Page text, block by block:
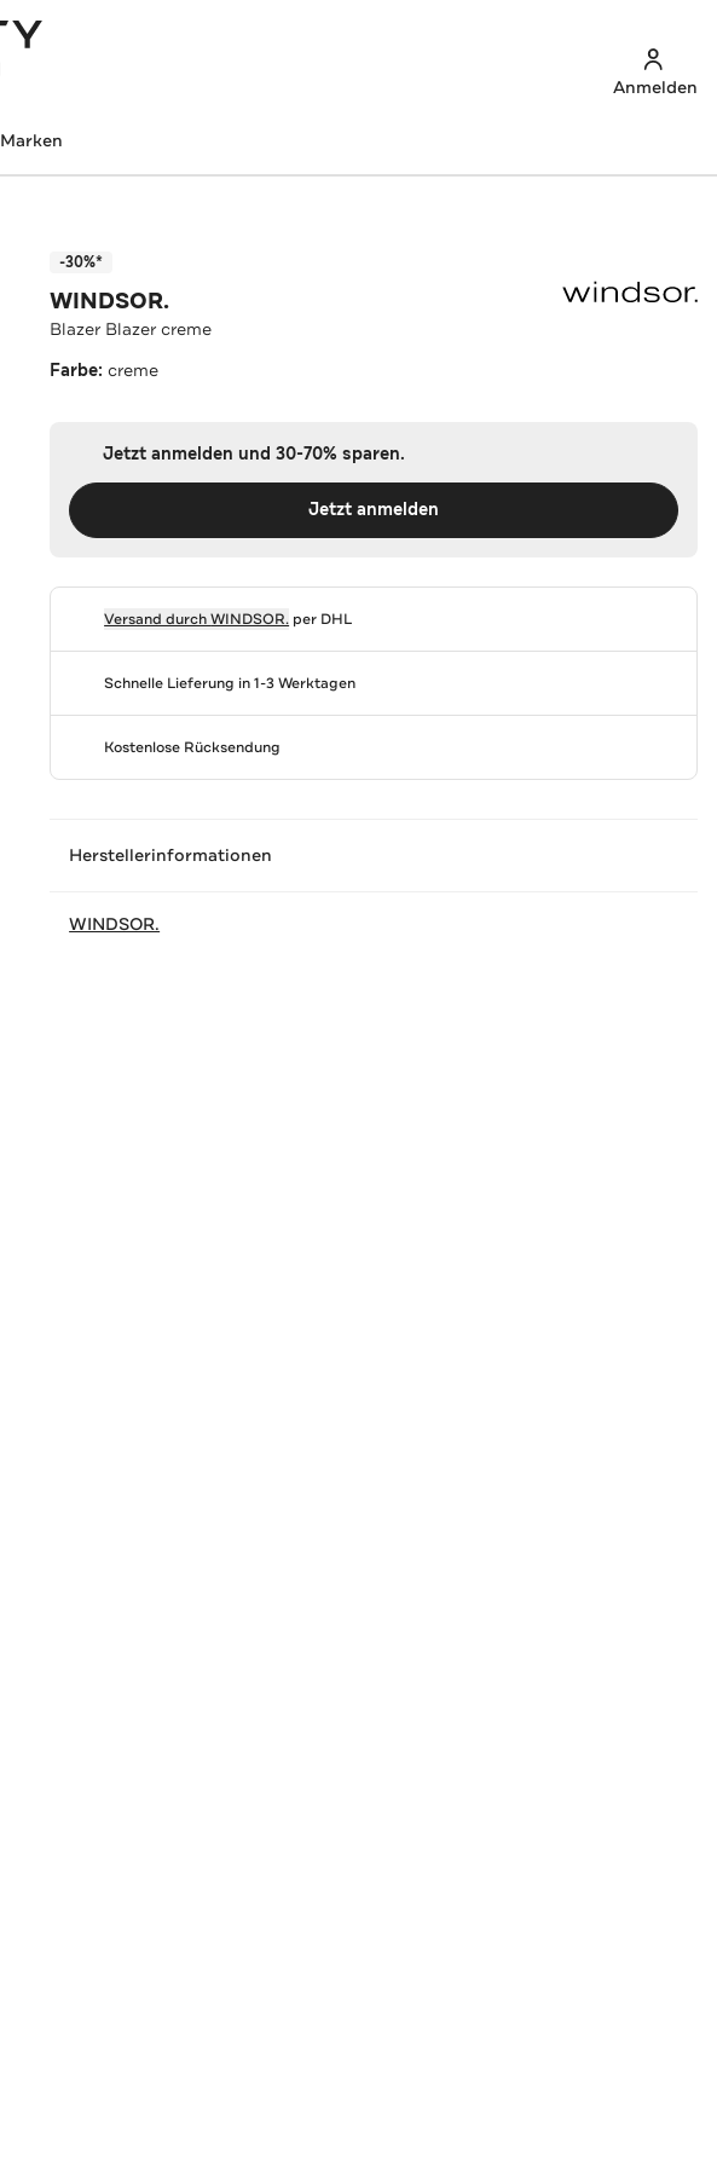
Anmelden
Marken
-30%*
WINDSOR.
Blazer Blazer creme
Farbe:creme
Jetzt anmelden und 30-70% sparen.
Jetzt anmelden
Versand durchWINDSOR. per DHL
Schnelle Lieferung in 1-3 Werktagen
Kostenlose Rücksendung
Herstellerinformationen
WINDSOR.